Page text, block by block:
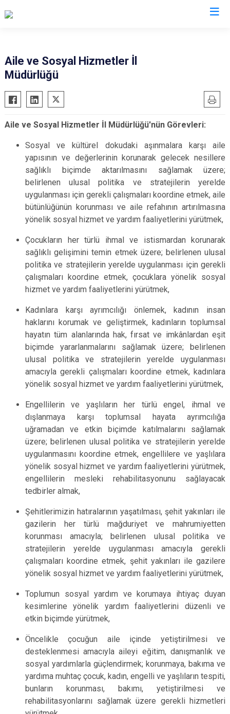
Aile ve Sosyal Hizmetler İl
Müdürlüğü
Aile ve Sosyal Hizmetler İl Müdürlüğü'nün Görevleri:
Sosyal ve kültürel dokudaki aşınmalara karşı aile
yapısının ve değerlerinin korunarak gelecek nesillere
sağlıklı biçimde aktarılmasını sağlamak üzere;
belirlenen ulusal politika ve stratejilerin yerelde
uygulanması için gerekli çalışmaları koordine etmek, aile
bütünlüğünün korunması ve aile refahının artırılmasına
yönelik sosyal hizmet ve yardım faaliyetlerini yürütmek,
Çocukların her türlü ihmal ve istismardan korunarak
sağlıklı gelişimini temin etmek üzere; belirlenen ulusal
politika ve stratejilerin yerelde uygulanması için gerekli
çalışmaları koordine etmek, çocuklara yönelik sosyal
hizmet ve yardım faaliyetlerini yürütmek,
Kadınlara karşı ayrımcılığı önlemek, kadının insan
haklarını korumak ve geliştirmek, kadınların toplumsal
hayatın tüm alanlarında hak, fırsat ve imkânlardan eşit
biçimde yararlanmalarını sağlamak üzere; belirlenen
ulusal politika ve stratejilerin yerelde uygulanması
amacıyla gerekli çalışmaları koordine etmek, kadınlara
yönelik sosyal hizmet ve yardım faaliyetlerini yürütmek,
Engellilerin ve yaşlıların her türlü engel, ihmal ve
dışlanmaya karşı toplumsal hayata ayrımcılığa
uğramadan ve etkin biçimde katılmalarını sağlamak
üzere; belirlenen ulusal politika ve stratejilerin yerelde
uygulanmasını koordine etmek, engellilere ve yaşlılara
yönelik sosyal hizmet ve yardım faaliyetlerini yürütmek,
engellilerin mesleki rehabilitasyonunu sağlayacak
tedbirler almak,
Şehitlerimizin hatıralarının yaşatılması, şehit yakınları ile
gazilerin her türlü mağduriyet ve mahrumiyetten
korunması amacıyla; belirlenen ulusal politika ve
stratejilerin yerelde uygulanması amacıyla gerekli
çalışmaları koordine etmek, şehit yakınları ile gazilere
yönelik sosyal hizmet ve yardım faaliyetlerini yürütmek,
Toplumun sosyal yardım ve korumaya ihtiyaç duyan
kesimlerine yönelik yardım faaliyetlerini düzenli ve
etkin biçimde yürütmek,
Öncelikle çocuğun aile içinde yetiştirilmesi ve
desteklenmesi amacıyla aileyi eğitim, danışmanlık ve
sosyal yardımlarla güçlendirmek; korunmaya, bakıma ve
yardıma muhtaç çocuk, kadın, engelli ve yaşlıların tespiti,
bunların korunması, bakımı, yetiştirilmesi ve
rehabilitasyonlarını sağlamak üzere gerekli hizmetleri